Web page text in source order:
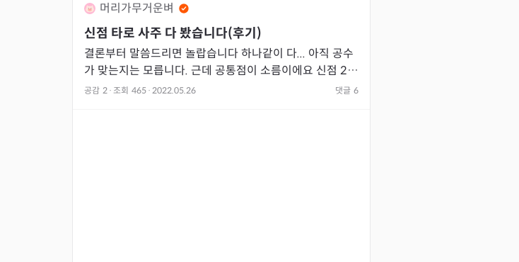
머리가무거운벼
신점 타로 사주 다 봤습니다(후기)
결론부터 말씀드리면 놀랍습니다 하나같이 다... 아직 공수
가 맞는지는 모릅니다. 근데 공통점이 소름이에요 신점 2회
타로 1회 사주1회 사주만 타 플랫폼입니다. 이별재회운과
공감 2 · 조회 465 · 2022.05.26 댓글 6